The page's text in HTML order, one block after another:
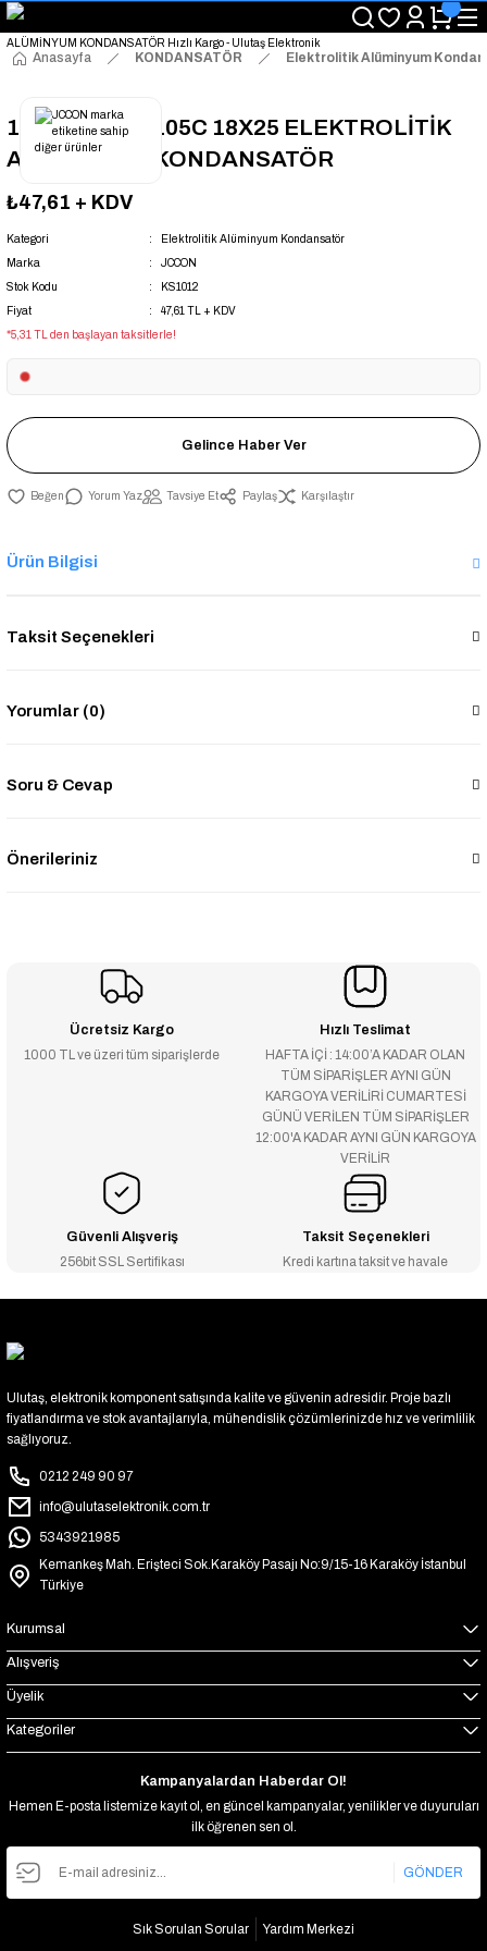
"Saat 14:00'a Kadar Verilen Siparişlerde Aynı Gün Kargo Avantajı!
"Binlerce Ürün Çeşitliliği ile Stoktan Hemen Teslim."
"Toptan Fiyatına Perakende Satış Avantajını Kaçırmayın!"
Anasayfa KONDANSATÖR Elektrolitik Alüminyum
10000UF 25V 105C 18X25 ELEKTROLİTİK
ALÜMİNYUM KONDANSATÖR
₺47,61 + KDV
Kategori
Elektrolitik Alüminyum Kondansatör
Marka
JCCON
Stok Kodu
KS1012
Fiyat
47,61 TL + KDV
*5,31 TL den başlayan taksitlerle!
Gelince Haber Ver
Yorum Yaz Tavsiye Et Paylaş Karşılaştır
Ürün Bilgisi
Taksit Seçenekleri
Yorumlar (0)
Soru & Cevap
Önerileriniz
Ücretsiz Kargo
1000 TL ve üzeri tüm siparişlerde
Hızlı Teslimat
HAFTA İÇİ : 14:00’A KADAR OLAN
TÜM SİPARİŞLER AYNI GÜN
KARGOYA VERİLİRİ CUMARTESİ
GÜNÜ VERİLEN TÜM SİPARİŞLER
12:00'A KADAR AYNI GÜN KARGOYA
VERİLİR
Güvenli Alışveriş
256bit SSL Sertifikası
Taksit Seçenekleri
Kredi kartına taksit ve havale
Ulutaş, elektronik komponent satışında kalite ve güvenin adresidir. Proje bazlı
fiyatlandırma ve stok avantajlarıyla, mühendislik çözümlerinizde hız ve verimlilik
sağlıyoruz.
0212 249 90 97
info@ulutaselektronik.com.tr
5343921985
Kemankeş Mah. Erişteci Sok.Karaköy Pasajı No:9/15-16 Karaköy İstanbul
Türkiye
Kurumsal
Alışveriş
Üyelik
Kategoriler
Kampanyalardan Haberdar Ol!
Hemen E-posta listemize kayıt ol, en güncel kampanyalar, yenilikler ve duyuruları
ilk öğrenen sen ol.
GÖNDER
Sık Sorulan Sorular Yardım Merkezi